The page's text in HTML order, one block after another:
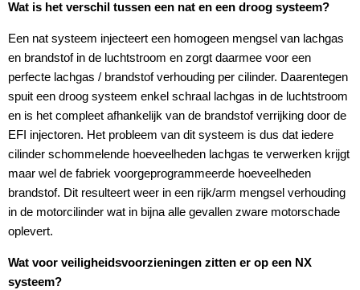
Wat is het verschil tussen een nat en een droog systeem?
Een nat systeem injecteert een homogeen mengsel van lachgas
en brandstof in de luchtstroom en zorgt daarmee voor een
perfecte lachgas / brandstof verhouding per cilinder. Daarentegen
spuit een droog systeem enkel schraal lachgas in de luchtstroom
en is het compleet afhankelijk van de brandstof verrijking door de
EFI injectoren. Het probleem van dit systeem is dus dat iedere
cilinder schommelende hoeveelheden lachgas te verwerken krijgt
maar wel de fabriek voorgeprogrammeerde hoeveelheden
brandstof. Dit resulteert weer in een rijk/arm mengsel verhouding
in de motorcilinder wat in bijna alle gevallen zware motorschade
oplevert.
Wat voor veiligheidsvoorzieningen zitten er op een NX
systeem?